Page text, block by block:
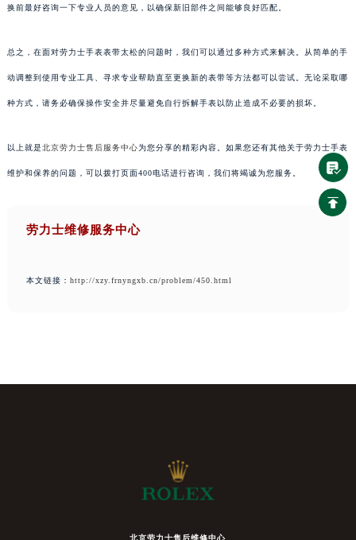
换前最好咨询一下专业人员的意见，以确保新旧部件之间能够良好匹配。
总之，在面对劳力士手表表带太松的问题时，我们可以通过多种方式来解决。从简单的手
动调整到使用专业工具、寻求专业帮助直至更换新的表带等方法都可以尝试。无论采取哪
种方式，请务必确保操作安全并尽量避免自行拆解手表以防止造成不必要的损坏。
以上就是北京劳力士售后服务中心为您分享的精彩内容。如果您还有其他关于劳力士手表
维护和保养的问题，可以拨打页面400电话进行咨询，我们将竭诚为您服务。
劳力士维修服务中心
本文链接： http://xzy.frnyngxb.cn/problem/450.html
北京劳力士售后维修中心